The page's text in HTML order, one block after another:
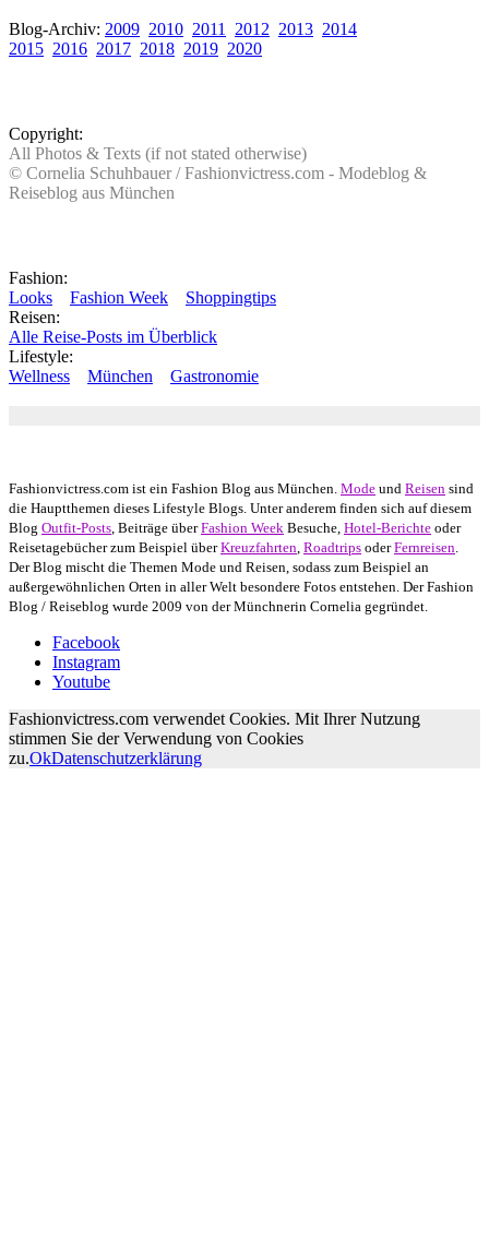
Blog-Archiv: 2009 2010 2011 2012 2013 2014
2015 2016 2017 2018 2019 2020
Copyright:
All Photos & Texts (if not stated otherwise)
© Cornelia Schuhbauer / Fashionvictress.com - Modeblog &
Reiseblog aus München
Fashion:
Looks
Fashion Week
Shoppingtips
Reisen:
Alle Reise-Posts im Überblick
Lifestyle:
Wellness
München Gastronomie
Fashionvictress.com ist ein Fashion Blog aus München. Mode und Reisen sind
die Hauptthemen dieses Lifestyle Blogs. Unter anderem finden sich auf diesem
Blog Outfit-Posts , Beiträge überFashion Week Besuche, Hotel-Berichte oder
Reisetagebücher zum Beispiel überKreuzfahrten Roadtrips oderFernreisen
Der Blog mischt die Themen Mode und Reisen, sodass zum Beispiel an
außergewöhnlichen Orten in aller Welt besondere Fotos entstehen. Der Fashion
Blog / Reiseblog wurde 2009 von der Münchnerin Cornelia gegründet.
Facebook
Instagram
Youtube
Fashionvictress.com verwendet Cookies. Mit Ihrer Nutzung
stimmen Sie der Verwendung von Cookies
zu.OkDatenschutzerklärung